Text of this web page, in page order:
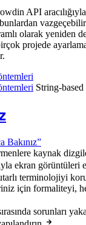
API
olarak yeniden
projede ayarlama
String-based
Bakınız”
kaynak
ekran görüntüleri
terminolojiyi
için formaliteyi,
sorunları